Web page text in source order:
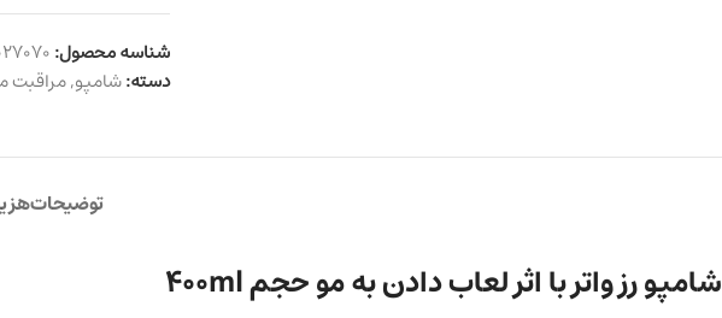
شناسه محصول:
دسته:شامپو,مراقبت
توضیحات
شامپو رز واتر با اثر لعاب دادن به مو حجم 400ml